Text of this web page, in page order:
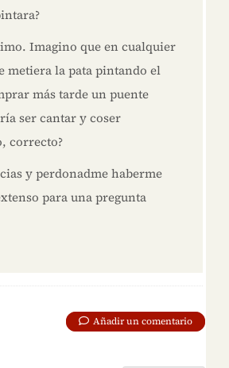
Imagino que en cualquier
metiera la pata pintando el
más tarde un puente
ser cantar y coser
correcto?
y perdonadme haberme
para una pregunta
Añadir un comentario